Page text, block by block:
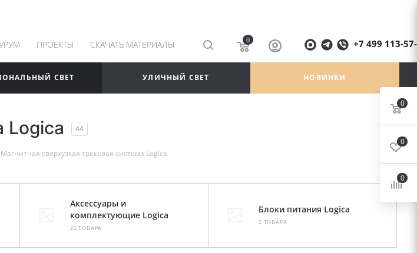
ПРОЕКТЫ СКАЧАТЬ МАТЕРИАЛЫ 0 +7 499 113-
СВЕТ УЛИЧНЫЙ СВЕТ НОВИНКИ
Logica 44
Магнитная сверхузкая трековая система Logica
Аксессуары и
комплектующие Logica
22 ТОВАРА
Блоки питания Logica
2 ТОВАРА
0
0
0